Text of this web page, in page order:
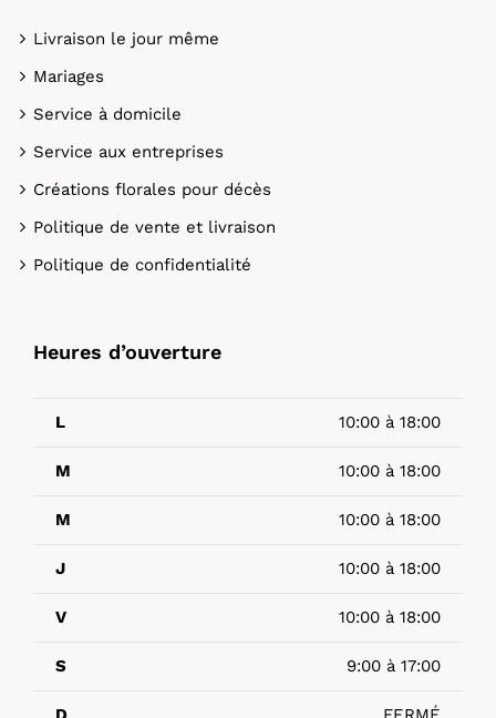
Livraison le jour même
Mariages
Service à domicile
Service aux entreprises
Créations florales pour décès
Politique de vente et livraison
Politique de confidentialité
Heures d’ouverture
L 10:00 à 18:00
M 10:00 à 18:00
M 10:00 à 18:00
J 10:00 à 18:00
V 10:00 à 18:00
S 9:00 à 17:00